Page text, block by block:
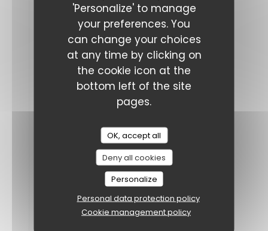
'Personalize' to manage
your preferences. You
can change your choices
at any time by clicking on
the cookie icon at the
bottom left of the site
pages.
OK, accept all
Deny all cookies
Personalize
Personal data protection policy
Cookie management policy
Ambiance
Food:
Value